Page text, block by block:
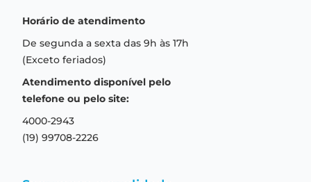
Formas de pagamento
Aviso de privacidade
Termos e condições de uso
Garantia
Troca e devolução
Central de relacionamento
Horário de atendimento
De segunda a sexta das 9h às 17h
(Exceto feriados)
Atendimento disponível pelo
telefone ou pelo site:
4000-2943
(19) 99708-2226